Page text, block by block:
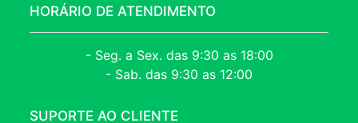
HORÁRIO DE ATENDIMENTO
- Seg. a Sex. das 9:30 as 18:00
- Sab. das 9:30 as 12:00
SUPORTE AO CLIENTE